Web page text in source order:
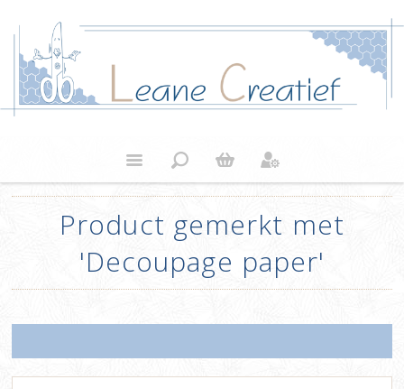
Product gemerkt met
'Decoupage paper'